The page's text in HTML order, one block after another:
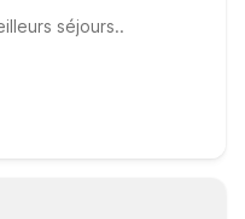
séjours..